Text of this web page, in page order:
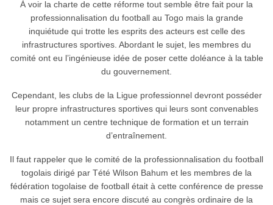
À voir la charte de cette réforme tout semble être fait pour la
professionnalisation du football au Togo mais la grande
inquiétude qui trotte les esprits des acteurs est celle des
infrastructures sportives. Abordant le sujet, les membres du
comité ont eu l’ingénieuse idée de poser cette doléance à la table
du gouvernement.
Cependant, les clubs de la Ligue professionnel devront posséder
leur propre infrastructures sportives qui leurs sont convenables
notamment un centre technique de formation et un terrain
d’entraînement.
Il faut rappeler que le comité de la professionnalisation du football
togolais dirigé par Tété Wilson Bahum et les membres de la
fédération togolaise de football était à cette conférence de presse
mais ce sujet sera encore discuté au congrès ordinaire de la